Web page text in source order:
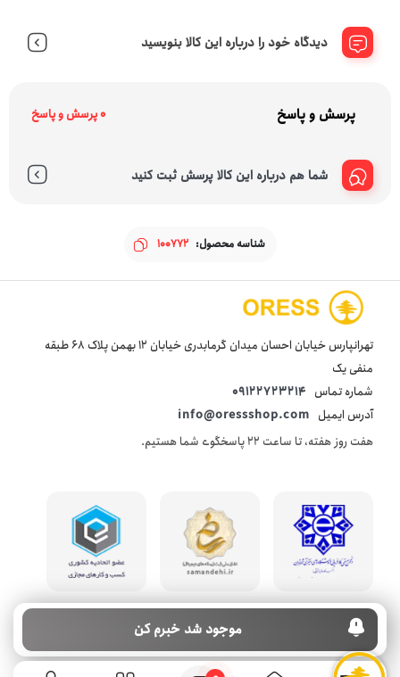
موجود شد خبرم کن
دیدگاه خود را درباره این کالا بنویسید
پرسش و پاسخ 0 پرسش و پاسخ
شما هم درباره این کالا پرسش ثبت کنید
شناسه محصول: 100772
تهرانپارس خیابان احسان میدان گرمابدری خیابان 12 بهمن پلاک 68 طبقه
منفی یک
شماره تماس 09122723214
آدرس ایمیل info@oressshop.com
هفت روز هفته، تا ساعت 22 پاسخگوی شما هستیم.